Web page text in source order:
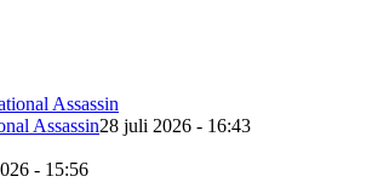
Assassin28 juli 2026 - 16:43
- 15:56